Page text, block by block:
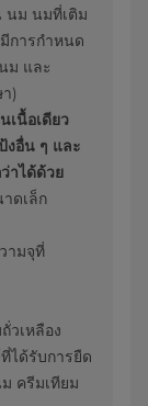
นม นมที่เติม
การกำหนด
ม และ
)
เนื้อเดียว
อื่น ๆ และ
าได้ด้วย
ดเล็ก
ามจุที่
วเหลือง
ด้รับการยืด
ครีมเทียม